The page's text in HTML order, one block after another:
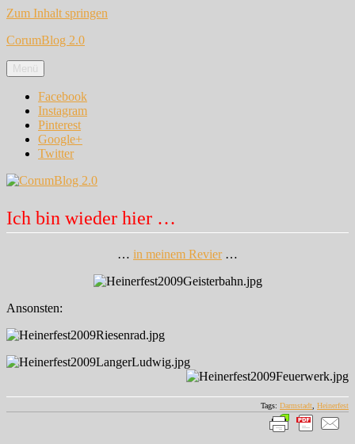
Zum Inhalt springen
CorumBlog 2.0
Menü
Facebook
Instagram
Pinterest
Google+
Twitter
Ich bin wieder hier …
… in meinem Revier…
Ansonsten:
Tags: Darmstadt Heinerfest